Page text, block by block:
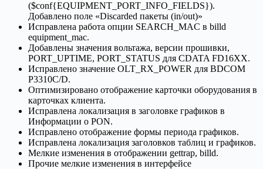
($conf{EQUIPMENT_PORT_INFO_FIELDS}).
Добавлено поле «Discarded пакеты (in/out)»
Исправлена работа опции SEARCH_MAC в billd
equipment_mac.
Добавлены значения вольтажа, версии прошивки,
PORT_UPTIME, PORT_STATUS для CDATA FD16XX.
Исправлено значение OLT_RX_POWER для BDCOM
P3310C/D.
Оптимизировано отображение карточки оборудования в
карточках клиента.
Исправлена локализация в заголовке графиков в
Информации о PON.
Исправлено отображение формы периода графиков.
Исправлена локализация заголовков таблиц и графиков.
Мелкие изменения в отображении gettrap, billd.
Прочие мелкие изменения в интерфейсе